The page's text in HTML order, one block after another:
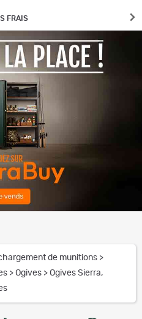
FRAIS
de munitions >
> Ogives > Ogives Sierra,